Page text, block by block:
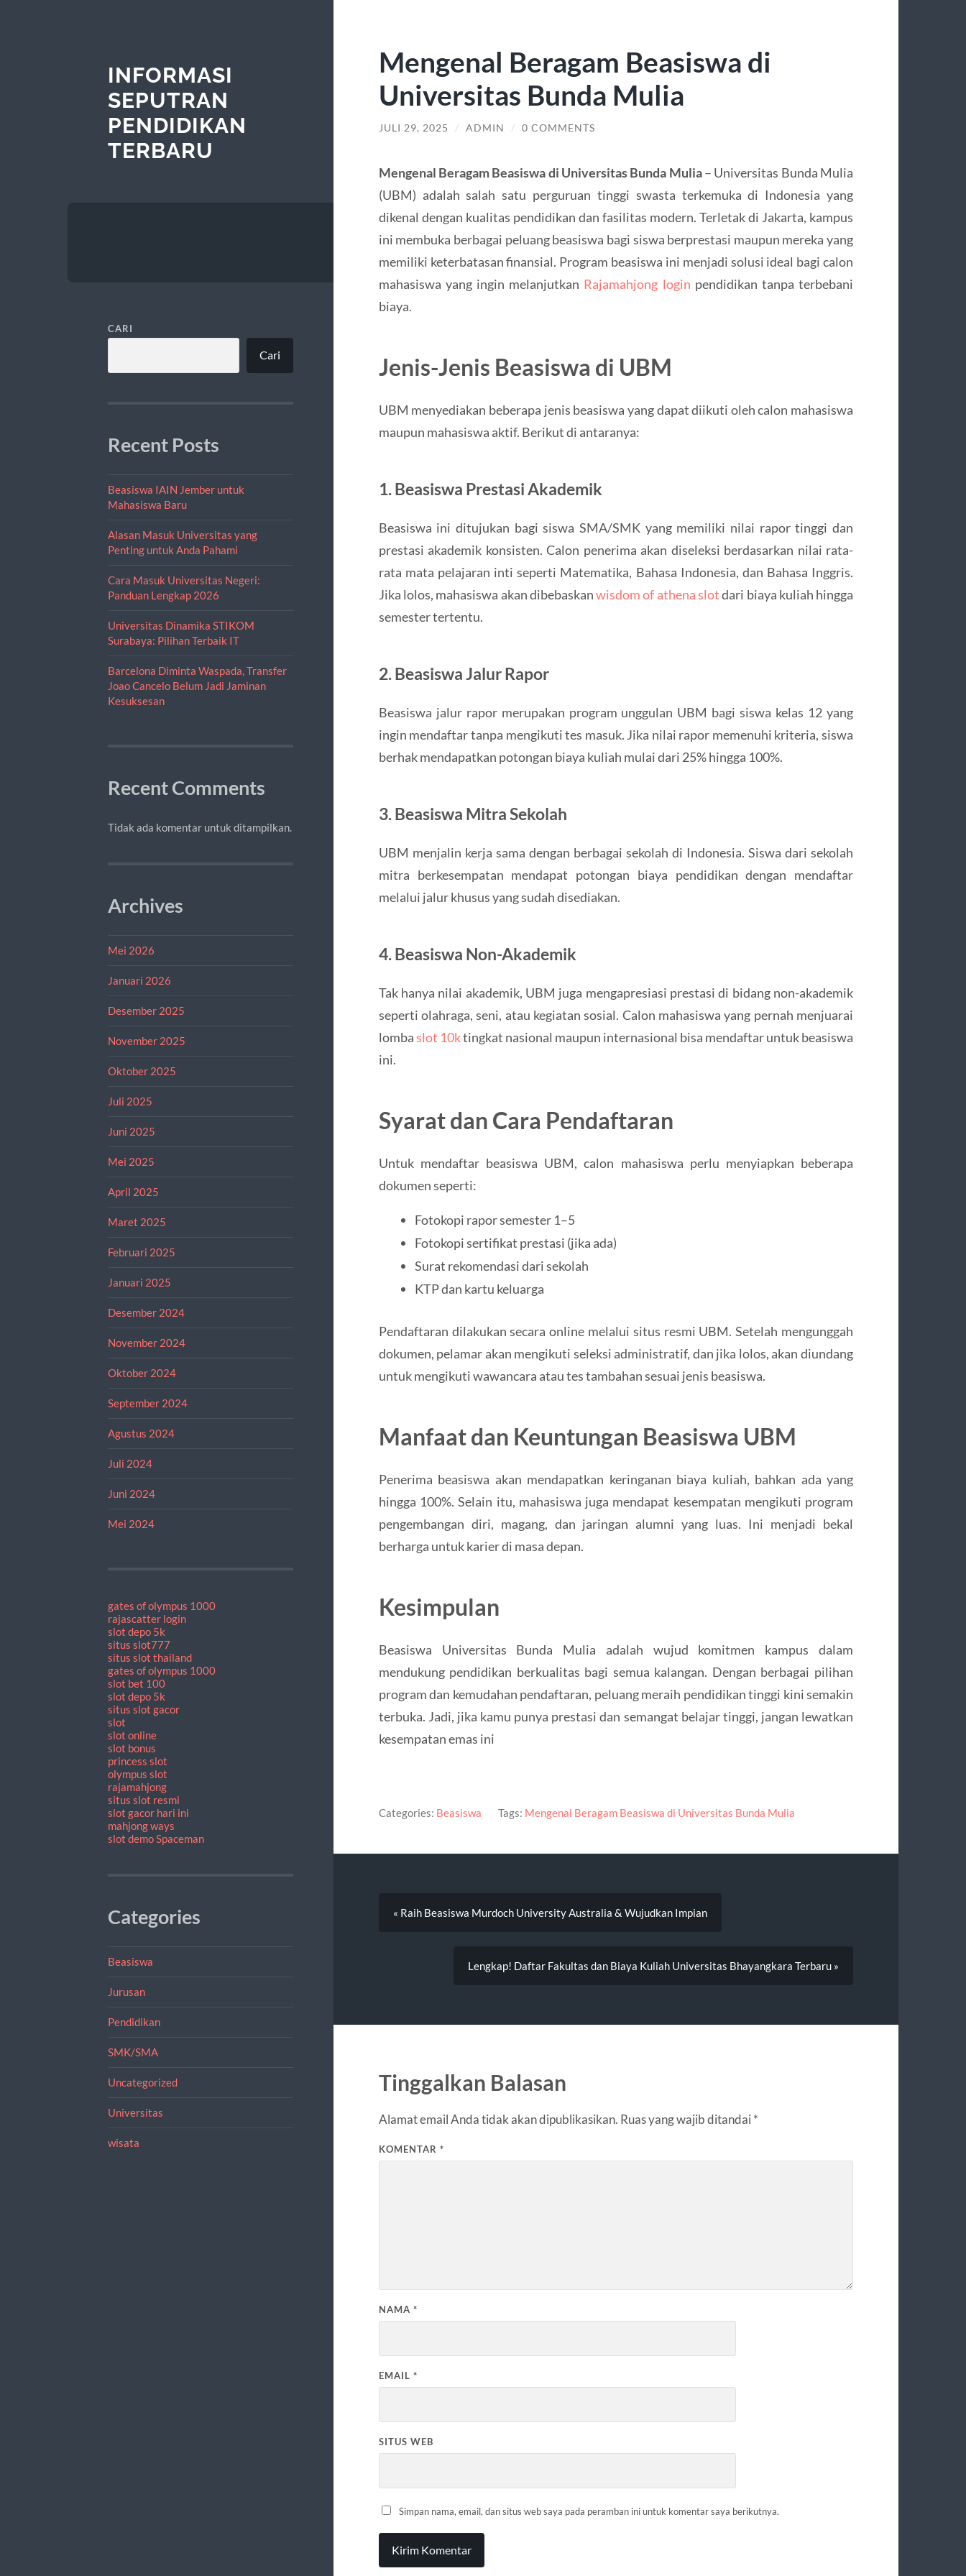
INFORMASI
SEPUTRAN
PENDIDIKAN
TERBARU
CARI
Cari
Recent Posts
Beasiswa IAIN Jember untuk
Mahasiswa Baru
Alasan Masuk Universitas yang
Penting untuk Anda Pahami
Cara Masuk Universitas Negeri:
Panduan Lengkap 2026
Universitas Dinamika STIKOM
Surabaya: Pilihan Terbaik IT
Barcelona Diminta Waspada, Transfer
Joao Cancelo Belum Jadi Jaminan
Kesuksesan
Recent Comments
Tidak ada komentar untuk ditampilkan.
Archives
Mei 2026
Januari 2026
Desember 2025
November 2025
Oktober 2025
Juli 2025
Juni 2025
Mei 2025
April 2025
Maret 2025
Februari 2025
Januari 2025
Desember 2024
November 2024
Oktober 2024
September 2024
Agustus 2024
Juli 2024
Juni 2024
Mei 2024
gates of olympus 1000
rajascatter login
slot depo 5k
situs slot777
situs slot thailand
gates of olympus 1000
slot bet 100
slot depo 5k
situs slot gacor
slot
slot online
slot bonus
princess slot
olympus slot
rajamahjong
situs slot resmi
slot gacor hari ini
mahjong ways
slot demo Spaceman
Categories
Beasiswa
Jurusan
Pendidikan
SMK/SMA
Uncategorized
Universitas
wisata
Mengenal Beragam Beasiswa di
Universitas Bunda Mulia
JULI 29, 2025 / ADMIN / 0 COMMENTS
Mengenal Beragam Beasiswa di Universitas Bunda Mulia– Universitas Bunda Mulia
(UBM) adalah salah satu perguruan tinggi swasta terkemuka di Indonesia yang
dikenal dengan kualitas pendidikan dan fasilitas modern. Terletak di Jakarta, kampus
ini membuka berbagai peluang beasiswa bagi siswa berprestasi maupun mereka yang
memiliki keterbatasan finansial. Program beasiswa ini menjadi solusi ideal bagi calon
mahasiswa yang ingin melanjutkan Rajamahjong login pendidikan tanpa terbebani
biaya.
Jenis-Jenis Beasiswa di UBM
UBM menyediakan beberapa jenis beasiswa yang dapat diikuti oleh calon mahasiswa
maupun mahasiswa aktif. Berikut di antaranya:
1. Beasiswa Prestasi Akademik
Beasiswa ini ditujukan bagi siswa SMA/SMK yang memiliki nilai rapor tinggi dan
prestasi akademik konsisten. Calon penerima akan diseleksi berdasarkan nilai rata-
rata mata pelajaran inti seperti Matematika, Bahasa Indonesia, dan Bahasa Inggris.
Jika lolos, mahasiswa akan dibebaskanwisdom of athena slotdari biaya kuliah hingga
semester tertentu.
2. Beasiswa Jalur Rapor
Beasiswa jalur rapor merupakan program unggulan UBM bagi siswa kelas 12 yang
ingin mendaftar tanpa mengikuti tes masuk. Jika nilai rapor memenuhi kriteria, siswa
berhak mendapatkan potongan biaya kuliah mulai dari 25% hingga 100%.
3. Beasiswa Mitra Sekolah
UBM menjalin kerja sama dengan berbagai sekolah di Indonesia. Siswa dari sekolah
mitra berkesempatan mendapat potongan biaya pendidikan dengan mendaftar
melalui jalur khusus yang sudah disediakan.
4. Beasiswa Non-Akademik
Tak hanya nilai akademik, UBM juga mengapresiasi prestasi di bidang non-akademik
seperti olahraga, seni, atau kegiatan sosial. Calon mahasiswa yang pernah menjuarai
lombaslot 10ktingkat nasional maupun internasional bisa mendaftar untuk beasiswa
ini.
Syarat dan Cara Pendaftaran
Untuk mendaftar beasiswa UBM, calon mahasiswa perlu menyiapkan beberapa
dokumen seperti:
Fotokopi rapor semester 1–5
Fotokopi sertifikat prestasi (jika ada)
Surat rekomendasi dari sekolah
KTP dan kartu keluarga
Pendaftaran dilakukan secara online melalui situs resmi UBM. Setelah mengunggah
dokumen, pelamar akan mengikuti seleksi administratif, dan jika lolos, akan diundang
untuk mengikuti wawancara atau tes tambahan sesuai jenis beasiswa.
Manfaat dan Keuntungan Beasiswa UBM
Penerima beasiswa akan mendapatkan keringanan biaya kuliah, bahkan ada yang
hingga 100%. Selain itu, mahasiswa juga mendapat kesempatan mengikuti program
pengembangan diri, magang, dan jaringan alumni yang luas. Ini menjadi bekal
berharga untuk karier di masa depan.
Kesimpulan
Beasiswa Universitas Bunda Mulia adalah wujud komitmen kampus dalam
mendukung pendidikan berkualitas bagi semua kalangan. Dengan berbagai pilihan
program dan kemudahan pendaftaran, peluang meraih pendidikan tinggi kini semakin
terbuka. Jadi, jika kamu punya prestasi dan semangat belajar tinggi, jangan lewatkan
kesempatan emas ini
Categories: Beasiswa Tags: Mengenal Beragam Beasiswa di Universitas Bunda Mulia
« Raih Beasiswa Murdoch University Australia & Wujudkan Impian
Lengkap! Daftar Fakultas dan Biaya Kuliah Universitas Bhayangkara Terbaru »
Tinggalkan Balasan
Alamat email Anda tidak akan dipublikasikan. Ruas yang wajib ditandai *
KOMENTAR *
NAMA *
EMAIL *
SITUS WEB
Simpan nama, email, dan situs web saya pada peramban ini untuk komentar saya berikutnya.